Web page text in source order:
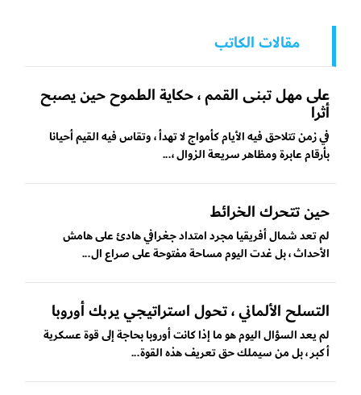
مقالات الكاتب
على مهل تبنى القمم ، حكاية الطموح حين يصبح
أثرا
في زمن تتلاحق فيه الأيام كأمواج لا تهدأ ، وتقاس فيه القيم أحيانا
بأرقام عابرة ومظاهر سريعة الزوال ،...
حين تتحرك الخرائط
لم تعد شمال أفريقيا مجرد امتداد جغرافي هادئ على هامش
الأحداث ، بل غدت اليوم مساحة مفتوحة على صراع ال...
التسلح الألماني ، تحول استراتيجي يربك أوروبا
لم يعد السؤال اليوم هو ما إذا كانت أوروبا بحاجة إلى قوة عسكرية
أكبر ، بل من سيملك حق تعريف هذه القوة...